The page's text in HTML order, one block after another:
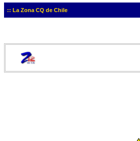
:: La Zona CQ de Chile